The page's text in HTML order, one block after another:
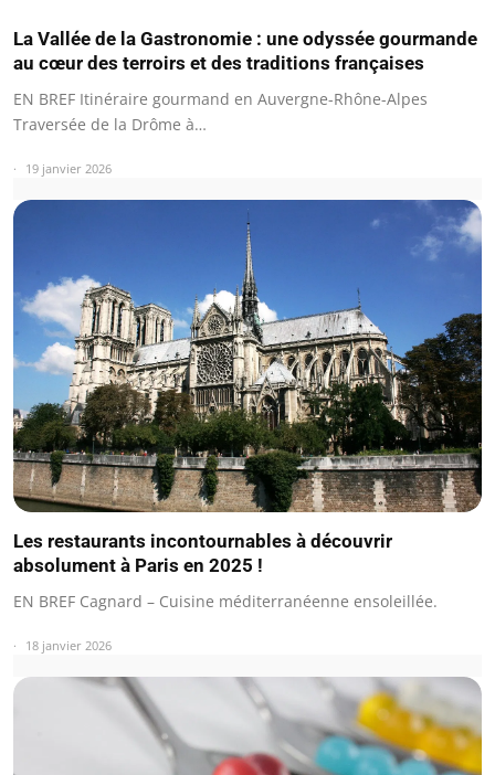
La Vallée de la Gastronomie : une odyssée gourmande
au cœur des terroirs et des traditions françaises
EN BREF Itinéraire gourmand en Auvergne-Rhône-Alpes
Traversée de la Drôme à…
19 janvier 2026
Les restaurants incontournables à découvrir
absolument à Paris en 2025 !
EN BREF Cagnard – Cuisine méditerranéenne ensoleillée.
18 janvier 2026